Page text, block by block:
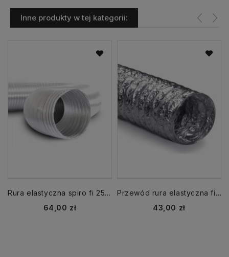
Inne produkty w tej kategorii:
Rura elastyczna spiro fi 250 dł. 3 m aluminiowa
Cena
64,00 zł
Przewód rura elastyczna fi 125 mm dł. 10 mb THERM LIGHT/ ALUDUCT
Cena
43,00 zł